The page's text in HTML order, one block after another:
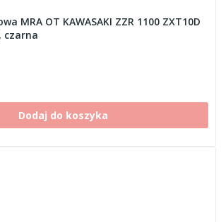
MRA OT KAWASAKI ZZR 1100 ZXT10D
czarna
Dodaj do koszyka